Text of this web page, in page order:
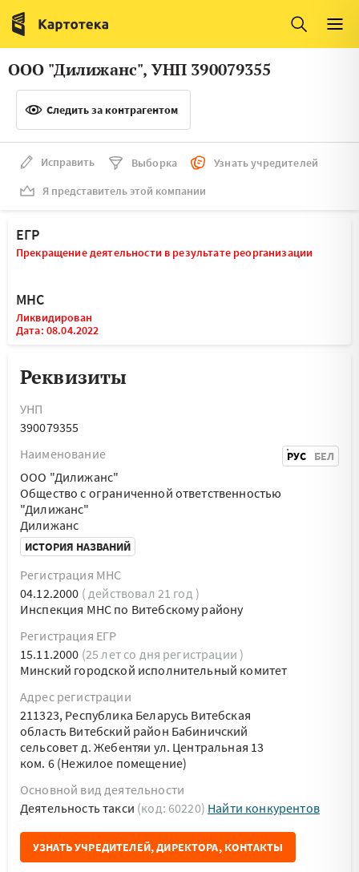
Италия
Люксембург
Литва
Нидерланды
ООО "Дилижанс", УНП 390079355
Следить за контрагентом
Исправить Выборка
Узнать учредителей
Я представитель этой компании
ЕГР
Прекращение деятельности в результате реорганизации
МНС
Ликвидирован
Дата: 08.04.2022
Реквизиты
УНП
390079355
Наименование
РУС БЕЛ
ООО "Дилижанс"
Общество с ограниченной ответственностью
"Дилижанс"
Дилижанс
ИСТОРИЯ НАЗВАНИЙ
Регистрация МНС
04.12.2000 ( действовал 21 год )
Инспекция МНС по Витебскому району
Регистрация ЕГР
15.11.2000 (25 лет со дня регистрации )
Минский городской исполнительный комитет
Адрес регистрации
211323, Республика Беларусь Витебская
область Витебский район Бабиничский
сельсовет д. Жебентяи ул. Центральная 13
ком. 6 (Нежилое помещение)
Основной вид деятельности
Деятельность такси (код: 60220) Найти конкурентов
УЗНАТЬ УЧРЕДИТЕЛЕЙ, ДИРЕКТОРА, КОНТАКТЫ